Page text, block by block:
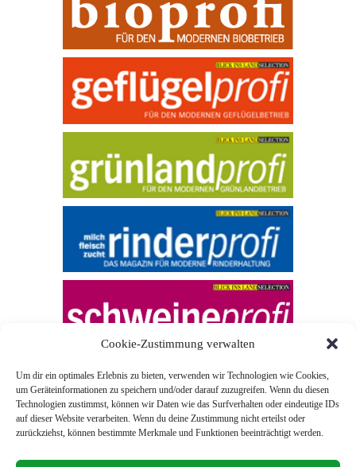
Cookie-Zustimmung verwalten
Um dir ein optimales Erlebnis zu bieten, verwenden wir Technologien wie Cookies,
um Geräteinformationen zu speichern und/oder darauf zuzugreifen. Wenn du diesen
Technologien zustimmst, können wir Daten wie das Surfverhalten oder eindeutige IDs
auf dieser Website verarbeiten. Wenn du deine Zustimmung nicht erteilst oder
zurückziehst, können bestimmte Merkmale und Funktionen beeinträchtigt werden.